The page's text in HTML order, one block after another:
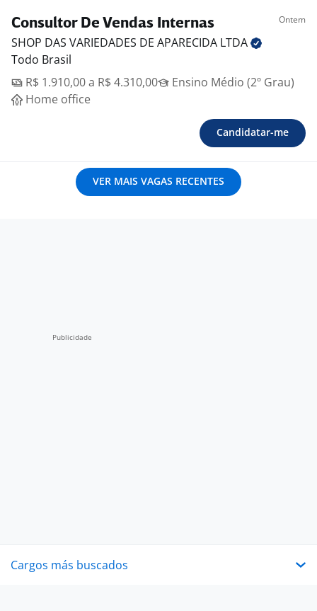
Consultor De Vendas Internas Ontem
SHOP DAS VARIEDADES DE APARECIDA LTDA
Todo Brasil
R$ 1.910,00 a R$ 4.310,00
Ensino Médio (2º Grau)
Home office
Candidatar-me
VER MAIS VAGAS RECENTES
Cargos más buscados